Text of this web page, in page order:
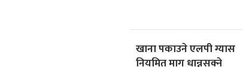
खाना पकाउने एलपी ग्यास
नियमित माग धान्नसक्ने